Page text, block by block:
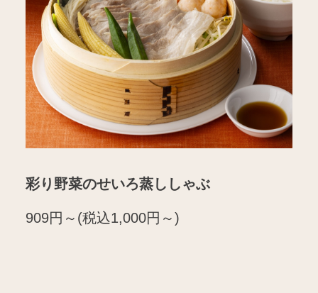
彩り野菜のせいろ蒸ししゃぶ
909円～(税込1,000円～)